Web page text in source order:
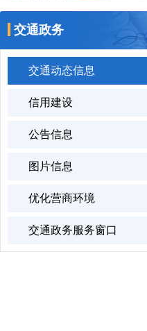
交通政务
交通动态信息
信用建设
公告信息
图片信息
优化营商环境
交通政务服务窗口